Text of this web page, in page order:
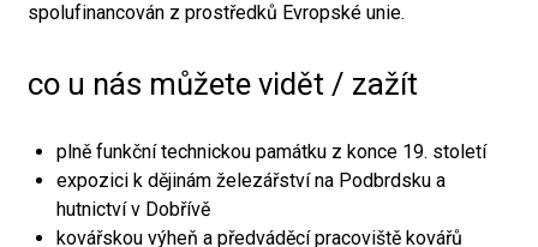
spolufinancován z prostředků Evropské unie.
co u nás můžete vidět / zažít
plně funkční technickou památku z konce 19. století
expozici k dějinám železářství na Podbrdsku a
hutnictví v Dobřívě
kovářskou výheň a předváděcí pracoviště kovářů